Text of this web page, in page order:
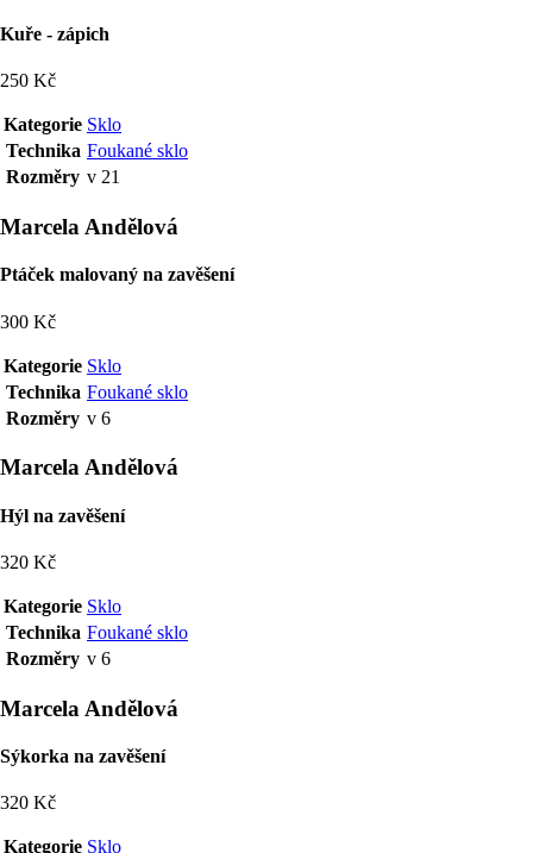
Kuře - zápich
250 Kč
Kategorie Sklo
Technika Foukané sklo
Rozměry v 21
Marcela Andělová
Ptáček malovaný na zavěšení
300 Kč
Kategorie Sklo
Technika Foukané sklo
Rozměry v 6
Marcela Andělová
Hýl na zavěšení
320 Kč
Kategorie Sklo
Technika Foukané sklo
Rozměry v 6
Marcela Andělová
Sýkorka na zavěšení
320 Kč
Kategorie Sklo